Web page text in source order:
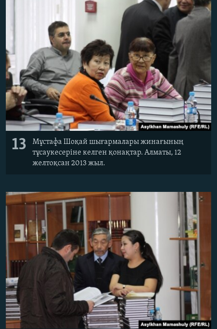
13
Мұстафа Шоқай шығармалары жинағының
тұсаукесеріне келген қонақтар. Алматы, 12
желтоқсан 2013 жыл.